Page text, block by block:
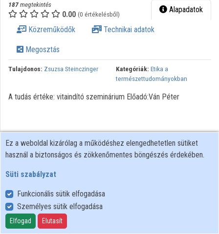
187megtekintés
0.00 (0 értékelésből) Alapadatok
Közreműködők Technikai adatok
Megosztás
Tulajdonos: Zsuzsa Steinczinger Kategóriák: Etika a
természettudományokban
A tudás értéke: vitaindító szeminárium Előadó:Ván Péter
Felhasználói szabályzat
Adatkezelési tájékoztató
Süti szabályzat
Ez a weboldal kizárólag a működéshez elengedhetetlen sütiket
használ a biztonságos és zökkenőmentes böngészés érdekében.
Süti szabályzat
Funkcionális sütik elfogadása
Személyes sütik elfogadása
Elfogad Elutasít